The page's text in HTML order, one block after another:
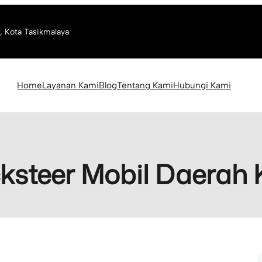
Kota Tasikmalaya
HomeLayanan KamiBlogTentang KamiHubungi Kami
Mobil